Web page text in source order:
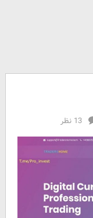
13 نظر